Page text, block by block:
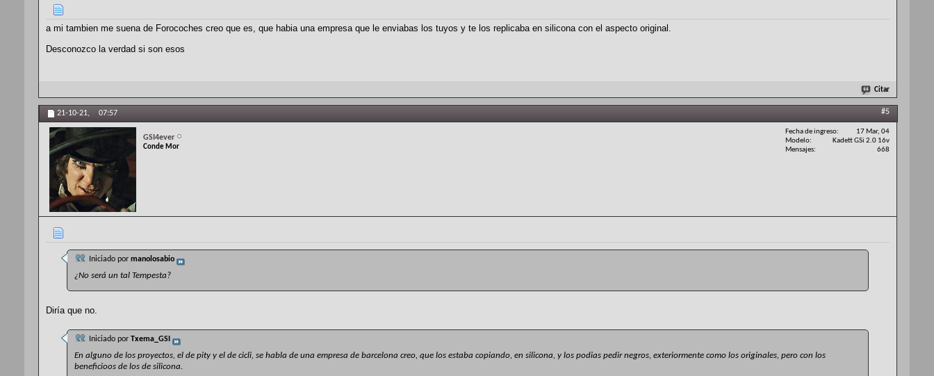
a mi tambien me suena de Forocoches creo que es, que habia una empresa que le enviabas los tuyos y te los replicaba en silicona con el aspecto original.
Desconozco la verdad si son esos
Citar
21-10-21, 07:57 #5
GSI4ever
Conde Mor
Fecha de ingreso
17 Mar, 04
Modelo
Kadett GSi 2.0 16v
Mensajes
668
Iniciado por manolosabio
¿No será un tal Tempesta?
Diría que no.
Iniciado por Txema_GSI
En alguno de los proyectos, el de pity y el de cicli, se habla de una empresa de barcelona creo, que los estaba copiando, en silicona, y los podias pedir negros, exteriormente como los originales, pero con los
beneficioos de los de silicona.